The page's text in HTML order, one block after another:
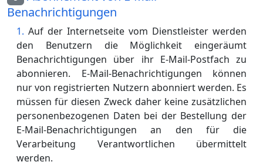
Benachrichtigungen
Auf der Internetseite vom Dienstleister werden
den Benutzern die Möglichkeit eingeräumt
Benachrichtigungen über ihr E-Mail-Postfach zu
abonnieren. E-Mail-Benachrichtigungen können
nur von registrierten Nutzern abonniert werden. Es
müssen für diesen Zweck daher keine zusätzlichen
personenbezogenen Daten bei der Bestellung der
E-Mail-Benachrichtigungen an den für die
Verarbeitung Verantwortlichen übermittelt
werden.